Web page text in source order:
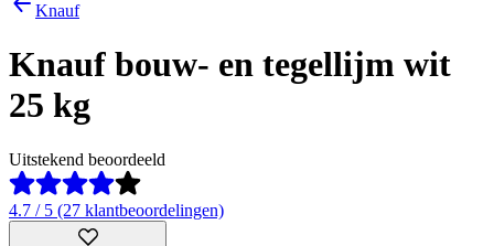
Knauf
Knauf bouw- en tegellijm wit
25 kg
Uitstekend beoordeeld
4.7 / 5 (27 klantbeoordelingen)